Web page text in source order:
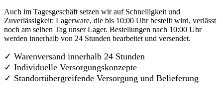
Auch im Tagesgeschäft setzen wir auf Schnelligkeit und
Zuverlässigkeit: Lagerware, die bis 10:00 Uhr bestellt wird, verlässt
noch am selben Tag unser Lager. Bestellungen nach 10:00 Uhr
werden innerhalb von 24 Stunden bearbeitet und versendet.
✓ Warenversand innerhalb 24 Stunden
✓ Individuelle Versorgungskonzepte
✓ Standortübergreifende Versorgung und Belieferung